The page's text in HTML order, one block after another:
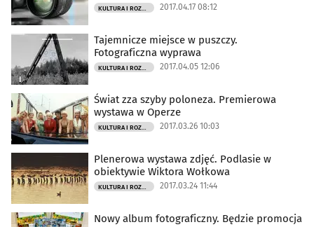
2017.04.17 08:12
Tajemnicze miejsce w puszczy.
Fotograficzna wyprawa
2017.04.05 12:06
Świat zza szyby poloneza. Premierowa
wystawa w Operze
2017.03.26 10:03
Plenerowa wystawa zdjęć. Podlasie w
obiektywie Wiktora Wołkowa
2017.03.24 11:44
Nowy album fotograficzny. Będzie promocja